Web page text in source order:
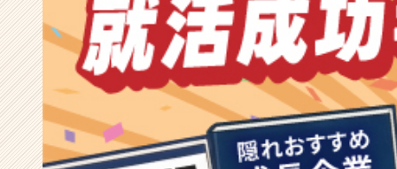
成
長
企
業
か
ら
カ
ウ